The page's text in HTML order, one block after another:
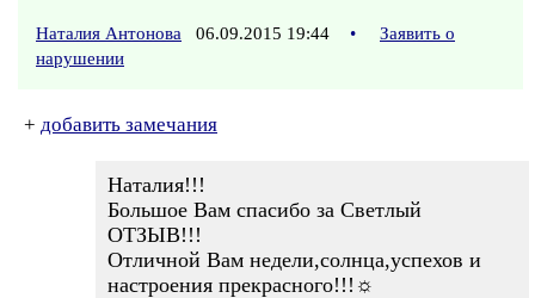
Наталия Антонова 06.09.2015 19:44 •
Заявить о
нарушении
+ добавить замечания
Наталия!!!
Большое Вам спасибо за Светлый
ОТЗЫВ!!!
Отличной Вам недели,солнца,успехов и
настроения прекрасного!!!☼